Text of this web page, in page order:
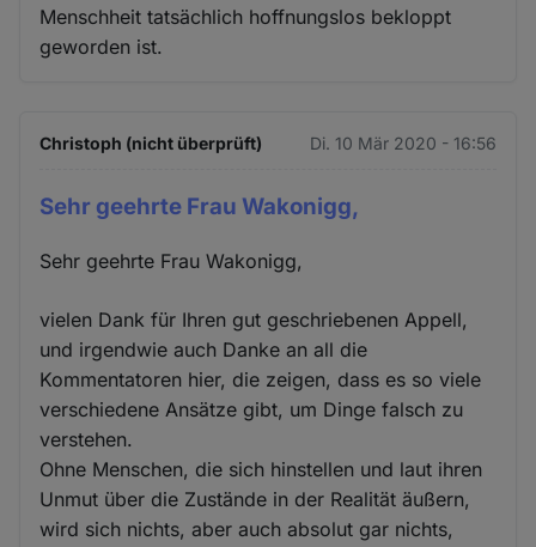
Menschheit tatsächlich hoffnungslos bekloppt
geworden ist.
Christoph (nicht überprüft) Di. 10 Mär 2020 - 16:56
Sehr geehrte Frau Wakonigg,
Sehr geehrte Frau Wakonigg,
vielen Dank für Ihren gut geschriebenen Appell,
und irgendwie auch Danke an all die
Kommentatoren hier, die zeigen, dass es so viele
verschiedene Ansätze gibt, um Dinge falsch zu
verstehen.
Ohne Menschen, die sich hinstellen und laut ihren
Unmut über die Zustände in der Realität äußern,
wird sich nichts, aber auch absolut gar nichts,